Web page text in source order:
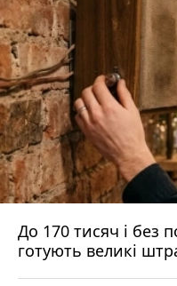
До 170 тисяч і без
готують великі